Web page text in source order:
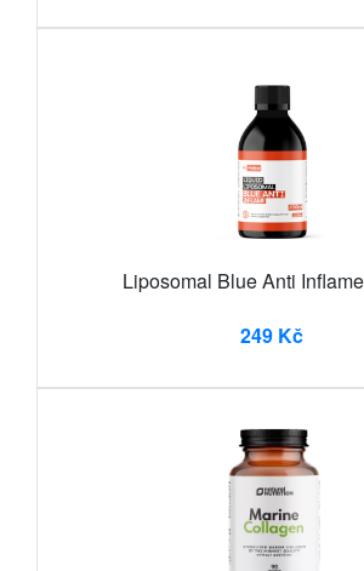
Liposomal Blue Anti
249 Kč